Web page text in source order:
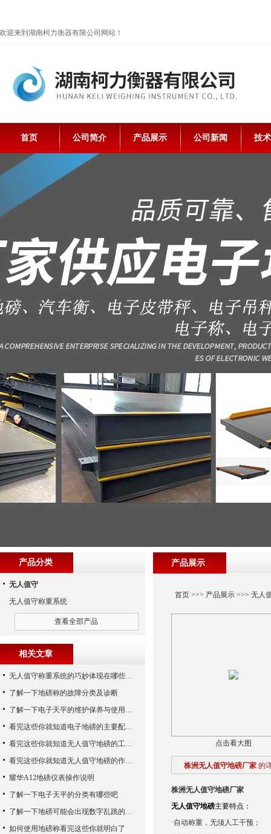
欢迎来到湖南柯力衡器有限公司网站！
首页 公司简介 产品展示 公司新闻 技
产品展示
首页>>> 产品展示>>> 无人
点击看大图
株洲无人值守地磅厂家 的
株洲无人值守地磅厂家
无人值守地磅主要特点：
·自动称重，无须人工干预；
产品分类
无人值守
无人值守称重系统
查看全部产品
相关文章
无人值守称重系统的巧妙体现在哪些方面呢？
了解一下地磅称的故障分类及诊断
了解一下电子天平的维护保养与使用注意事项
看完这些你就知道电子地磅的主要配置是什么了
看完这些你就知道无人值守地磅的工作步骤了
看完这些你就知道无人值守地磅的作用了
耀华A12地磅仪表操作说明
了解一下电子天平的分类有哪些吧
了解一下地磅可能会出现数字乱跳的原因
如何使用地磅称看完这些你就明白了